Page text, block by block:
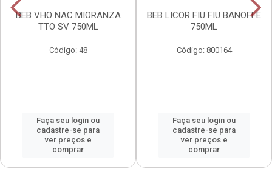
BEB VHO NAC MIORANZA
TTO SV 750ML
Código: 48
Faça seu login ou
cadastre-se para
ver preços e
comprar
BEB LICOR FIU FIU BANOFFE
750ML
Código: 800164
Faça seu login ou
cadastre-se para
ver preços e
comprar